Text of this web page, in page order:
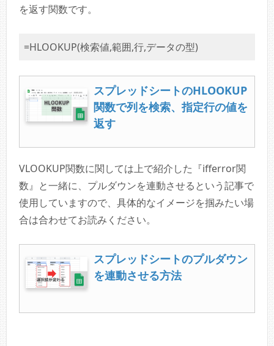
を返す関数です。
=HLOOKUP(検索値,範囲,行,データの型)
スプレッドシートのHLOOKUP
関数で列を検索、指定行の値を
返す
VLOOKUP関数に関しては上で紹介した『ifferror関
数』と一緒に、プルダウンを連動させるという記事で
使用していますので、具体的なイメージを掴みたい場
合は合わせてお読みください。
スプレッドシートのプルダウン
を連動させる方法